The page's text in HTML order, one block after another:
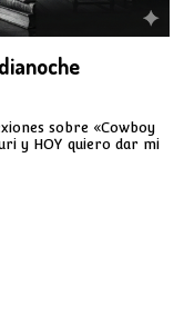
sobre «Cowboy
y HOY quiero dar mi